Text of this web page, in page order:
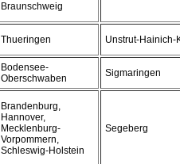
Braunschweig
Thueringen Unstrut-Hainich-
Bodensee-
Oberschwaben
Sigmaringen
Brandenburg,
Hannover,
Mecklenburg-
Vorpommern,
Schleswig-Holstein
Segeberg